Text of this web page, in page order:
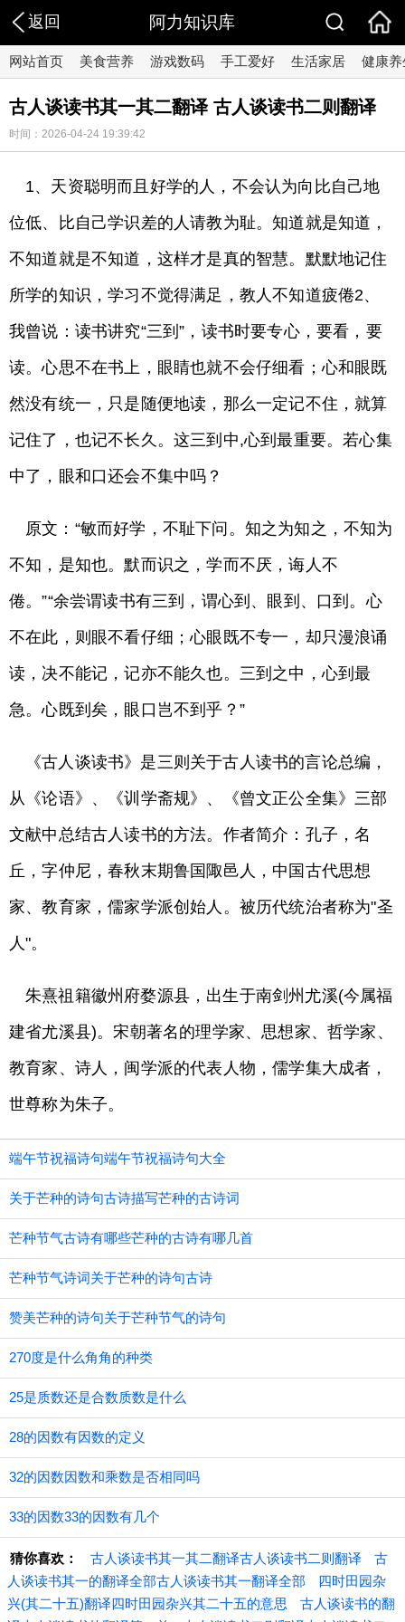
返回 阿力知识库
网站首页 美食营养 游戏数码 手工爱好 生活家居 健康养
古人谈读书其一其二翻译 古人谈读书二则翻译
时间：2026-04-24 19:39:42
1、天资聪明而且好学的人，不会认为向比自己地
位低、比自己学识差的人请教为耻。知道就是知道，
不知道就是不知道，这样才是真的智慧。默默地记住
所学的知识，学习不觉得满足，教人不知道疲倦2、
我曾说：读书讲究“三到”，读书时要专心，要看，要
读。心思不在书上，眼睛也就不会仔细看；心和眼既
然没有统一，只是随便地读，那么一定记不住，就算
记住了，也记不长久。这三到中,心到最重要。若心集
中了，眼和口还会不集中吗？
原文：“敏而好学，不耻下问。知之为知之，不知为
不知，是知也。默而识之，学而不厌，诲人不
倦。”“余尝谓读书有三到，谓心到、眼到、口到。心
不在此，则眼不看仔细；心眼既不专一，却只漫浪诵
读，决不能记，记亦不能久也。三到之中，心到最
急。心既到矣，眼口岂不到乎？”
《古人谈读书》是三则关于古人读书的言论总编，
从《论语》、《训学斋规》、《曾文正公全集》三部
文献中总结古人读书的方法。作者简介：孔子，名
丘，字仲尼，春秋末期鲁国陬邑人，中国古代思想
家、教育家，儒家学派创始人。被历代统治者称为"圣
人"。
朱熹祖籍徽州府婺源县，出生于南剑州尤溪(今属福
建省尤溪县)。宋朝著名的理学家、思想家、哲学家、
教育家、诗人，闽学派的代表人物，儒学集大成者，
世尊称为朱子。
端午节祝福诗句端午节祝福诗句大全
关于芒种的诗句古诗描写芒种的古诗词
芒种节气古诗有哪些芒种的古诗有哪几首
芒种节气诗词关于芒种的诗句古诗
赞美芒种的诗句关于芒种节气的诗句
270度是什么角角的种类
25是质数还是合数质数是什么
28的因数有因数的定义
32的因数因数和乘数是否相同吗
33的因数33的因数有几个
猜你喜欢： 古人谈读书其一其二翻译古人谈读书二则翻译
古
人谈读书其一的翻译全部古人谈读书其一翻译全部
四时田园杂
兴(其二十五)翻译四时田园杂兴其二十五的意思
古人谈读书的翻